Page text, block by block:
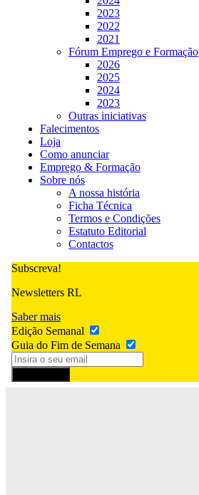
2023
2022
2021
Fórum Emprego e Formação
2026
2025
2024
2023
Outras iniciativas
Falecimentos
Loja
Como anunciar
Emprego & Formação
Sobre nós
A nossa história
Ficha Técnica
Termos e Condições
Estatuto Editorial
Contactos
Subscreva!
Newsletters RL
Saber mais
Edição Semanal
Guia do Fim de Semana